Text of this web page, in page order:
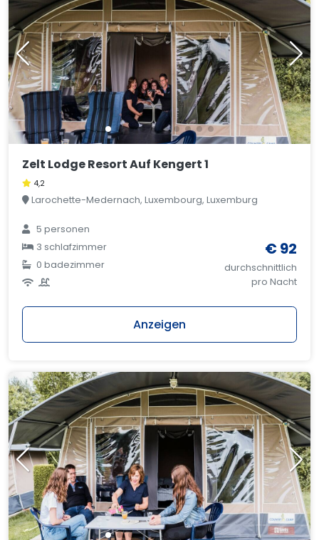
Zelt Lodge Resort Auf Kengert 1
4,2
Larochette-Medernach, Luxembourg, Luxemburg
5 personen
3 schlafzimmer
0 badezimmer
€ 92
durchschnittlich
pro Nacht
Anzeigen